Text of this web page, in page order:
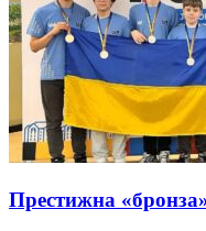
Престижна